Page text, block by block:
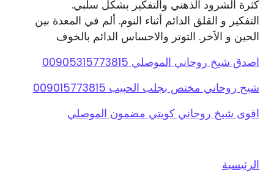
كثرة الشرود الذهني والتفكير بشكل سلبي.
التفكير و القلق الدائم أثناء النوم. ألم في المعدة بين
الحين و الاَخر. التوتر والاحساس الدائم بالخوف
اصدق شيخ روحاني الموصلي 00905315773815
شيخ روحاني مختص بجلب الحبيب 009015773815
اقوى شيخ روحاني كويتي مضمون الموصلي
الرئيسية